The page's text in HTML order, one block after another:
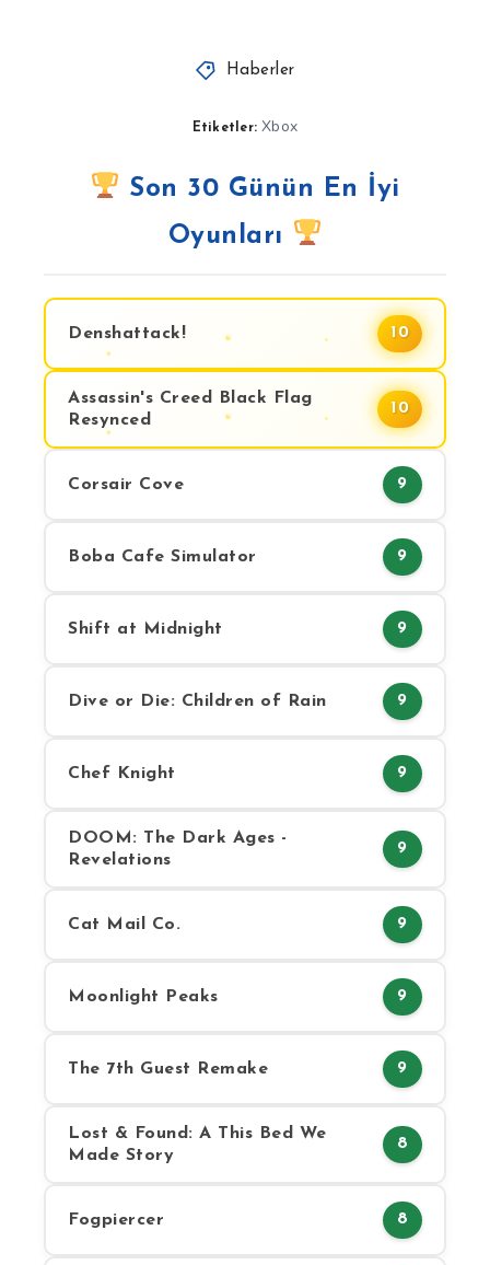
Haberler
Etiketler: Xbox
Son 30 Günün En İyi
Oyunları
Denshattack! 10
Assassin's Creed Black Flag
Resynced
10
Corsair Cove 9
Boba Cafe Simulator 9
Shift at Midnight 9
Dive or Die: Children of Rain 9
Chef Knight 9
DOOM: The Dark Ages -
Revelations
9
Cat Mail Co. 9
Moonlight Peaks 9
The 7th Guest Remake 9
Lost & Found: A This Bed We
Made Story
8
Fogpiercer 8